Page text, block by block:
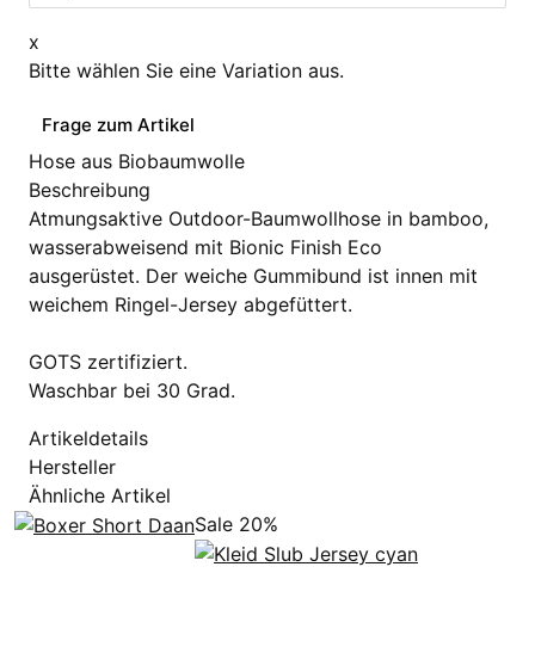
x
Bitte wählen Sie eine Variation aus.
Frage zum Artikel
Hose aus Biobaumwolle
Beschreibung
Atmungsaktive Outdoor-Baumwollhose in bamboo,
wasserabweisend mit Bionic Finish Eco
ausgerüstet. Der weiche Gummibund ist innen mit
weichem Ringel-Jersey abgefüttert.
GOTS zertifiziert.
Waschbar bei 30 Grad.
Artikeldetails
Hersteller
Ähnliche Artikel
Sale 20%